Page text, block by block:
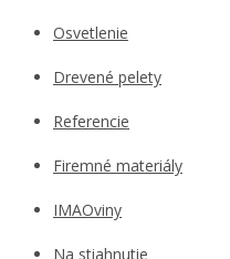
Osvetlenie
Drevené pelety
Referencie
Firemné materiály
IMAOviny
Na stiahnutie